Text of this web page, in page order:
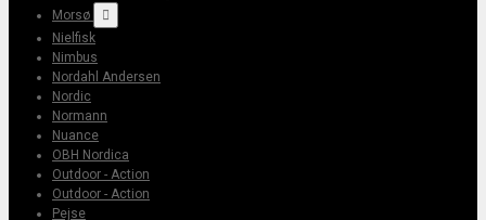
Morsø

Nielfisk
Nimbus
Nordahl Andersen
Nordic
Normann
Nuance
OBH Nordica
Outdoor - Action
Outdoor - Action
Pejse